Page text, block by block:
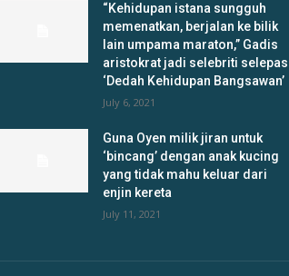
“Kehidupan istana sungguh
memenatkan, berjalan ke bilik
lain umpama maraton,” Gadis
aristokrat jadi selebriti selepas
‘Dedah Kehidupan Bangsawan’
July 6, 2021
Guna Oyen milik jiran untuk
‘bincang’ dengan anak kucing
yang tidak mahu keluar dari
enjin kereta
July 11, 2021